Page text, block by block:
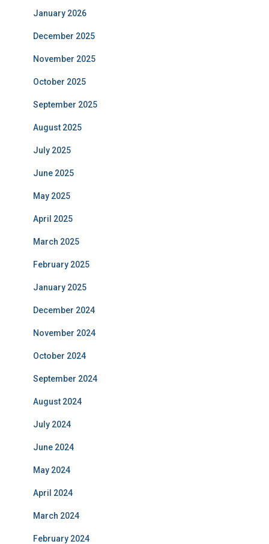
January 2026
December 2025
November 2025
October 2025
September 2025
August 2025
July 2025
June 2025
May 2025
April 2025
March 2025
February 2025
January 2025
December 2024
November 2024
October 2024
September 2024
August 2024
July 2024
June 2024
May 2024
April 2024
March 2024
February 2024